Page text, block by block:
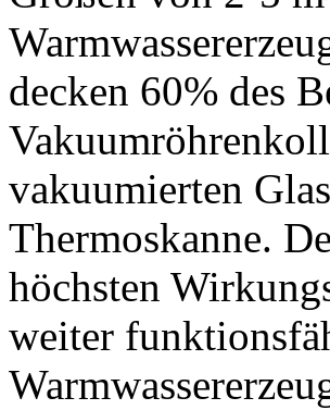
decken 60% des
vakuumierten
Thermoskanne.
höchsten
weiter